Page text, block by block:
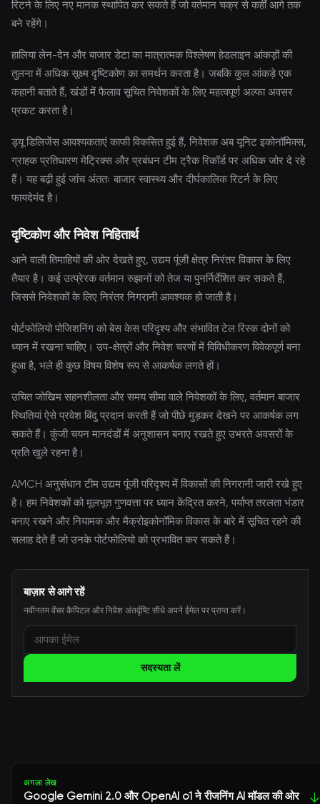
रिटर्न के लिए नए मानक स्थापित कर सकते हैं जो वर्तमान चक्र से कहीं आगे तक
बने रहेंगे।
हालिया लेन-देन और बाजार डेटा का मात्रात्मक विश्लेषण हेडलाइन आंकड़ों की
तुलना में अधिक सूक्ष्म दृष्टिकोण का समर्थन करता है। जबकि कुल आंकड़े एक
कहानी बताते हैं, खंडों में फैलाव सूचित निवेशकों के लिए महत्वपूर्ण अल्फा अवसर
प्रकट करता है।
ड्यू डिलिजेंस आवश्यकताएं काफी विकसित हुई हैं, निवेशक अब यूनिट इकोनॉमिक्स,
ग्राहक प्रतिधारण मेट्रिक्स और प्रबंधन टीम ट्रैक रिकॉर्ड पर अधिक जोर दे रहे
हैं। यह बढ़ी हुई जांच अंततः बाजार स्वास्थ्य और दीर्घकालिक रिटर्न के लिए
फायदेमंद है।
दृष्टिकोण और निवेश निहितार्थ
आने वाली तिमाहियों की ओर देखते हुए, उद्यम पूंजी क्षेत्र निरंतर विकास के लिए
तैयार है। कई उत्प्रेरक वर्तमान रुझानों को तेज या पुनर्निर्देशित कर सकते हैं,
जिससे निवेशकों के लिए निरंतर निगरानी आवश्यक हो जाती है।
पोर्टफोलियो पोजिशनिंग को बेस केस परिदृश्य और संभावित टेल रिस्क दोनों को
ध्यान में रखना चाहिए। उप-क्षेत्रों और निवेश चरणों में विविधीकरण विवेकपूर्ण बना
हुआ है, भले ही कुछ विषय विशेष रूप से आकर्षक लगते हों।
उचित जोखिम सहनशीलता और समय सीमा वाले निवेशकों के लिए, वर्तमान बाजार
स्थितियां ऐसे प्रवेश बिंदु प्रदान करती हैं जो पीछे मुड़कर देखने पर आकर्षक लग
सकते हैं। कुंजी चयन मानदंडों में अनुशासन बनाए रखते हुए उभरते अवसरों के
प्रति खुले रहना है।
AMCH अनुसंधान टीम उद्यम पूंजी परिदृश्य में विकासों की निगरानी जारी रखे हुए
है। हम निवेशकों को मूलभूत गुणवत्ता पर ध्यान केंद्रित करने, पर्याप्त तरलता भंडार
बनाए रखने और नियामक और मैक्रोइकोनॉमिक विकास के बारे में सूचित रहने की
सलाह देते हैं जो उनके पोर्टफोलियो को प्रभावित कर सकते हैं।
बाज़ार से आगे रहें
नवीनतम वेंचर कैपिटल और निवेश अंतर्दृष्टि सीधे अपने ईमेल पर प्राप्त करें।
सदस्यता लें
अगला लेख
Google Gemini 2.0 और OpenAI o1 ने रीजनिंग AI मॉडल की ओर
↓